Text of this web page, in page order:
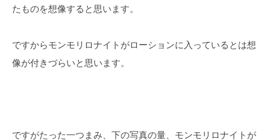
たものを想像すると思います。
ですからモンモリロナイトがローションに入っているとは想
像が付きづらいと思います。
ですがたった一つまみ、下の写真の量、モンモリロナイトが